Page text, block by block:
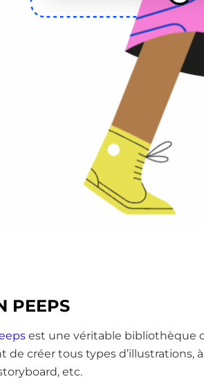
PEEPS
est une véritable bibliothèque
de créer tous types d’illustrations,
etc.